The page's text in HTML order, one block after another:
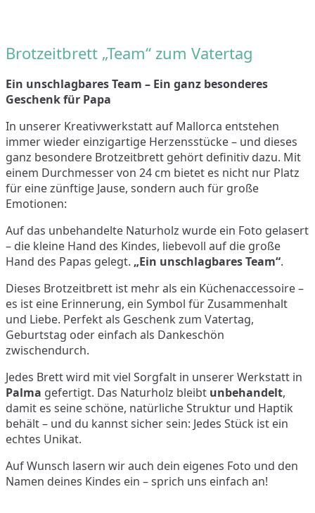
Brotzeitbrett „Team“ zum Vatertag
Ein unschlagbares Team – Ein ganz besonderes
Geschenk für Papa
In unserer Kreativwerkstatt auf Mallorca entstehen
immer wieder einzigartige Herzensstücke – und dieses
ganz besondere Brotzeitbrett gehört definitiv dazu. Mit
einem Durchmesser von 24 cm bietet es nicht nur Platz
für eine zünftige Jause, sondern auch für große
Emotionen:
Auf das unbehandelte Naturholz wurde ein Foto gelasert
– die kleine Hand des Kindes, liebevoll auf die große
Hand des Papas gelegt. „Ein unschlagbares Team“.
Dieses Brotzeitbrett ist mehr als ein Küchenaccessoire –
es ist eine Erinnerung, ein Symbol für Zusammenhalt
und Liebe. Perfekt als Geschenk zum Vatertag,
Geburtstag oder einfach als Dankeschön
zwischendurch.
Jedes Brett wird mit viel Sorgfalt in unserer Werkstatt in
Palma gefertigt. Das Naturholz bleibt unbehandelt,
damit es seine schöne, natürliche Struktur und Haptik
behält – und du kannst sicher sein: Jedes Stück ist ein
echtes Unikat.
Auf Wunsch lasern wir auch dein eigenes Foto und den
Namen deines Kindes ein – sprich uns einfach an!